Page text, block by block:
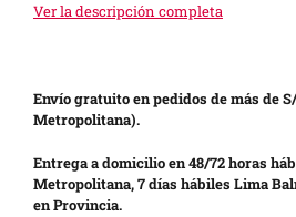
Ver la descripción completa
Envío gratuito en pedidos de más de
Metropolitana).
Entrega a domicilio en 48/72 horas
Metropolitana, 7 días hábiles Lima
en Provincia.